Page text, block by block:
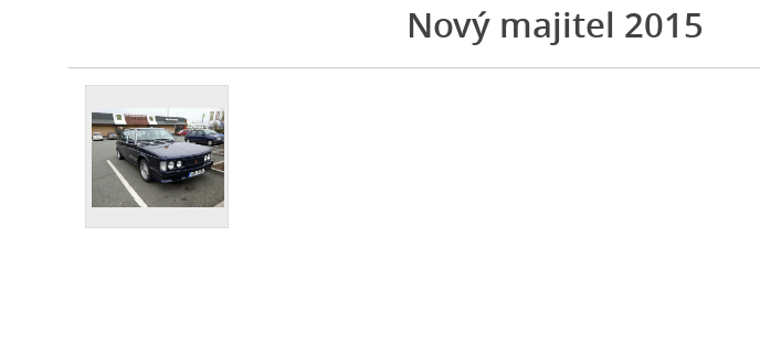
Nový majitel 2015